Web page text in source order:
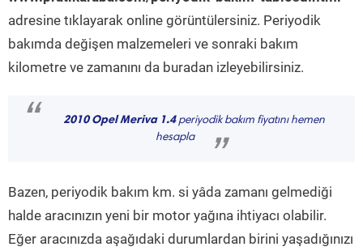
adresine tıklayarak online görüntülersiniz. Periyodik
bakımda değişen malzemeleri ve sonraki bakım
kilometre ve zamanını da buradan izleyebilirsiniz.
“ 2010 Opel Meriva 1.4periyodik bakım fiyatını hemen
hesapla
”
Bazen, periyodik bakım km. si yâda zamanı gelmediği
halde aracınızın yeni bir motor yağına ihtiyacı olabilir.
Eğer aracınızda aşağıdaki durumlardan birini yaşadığınızı